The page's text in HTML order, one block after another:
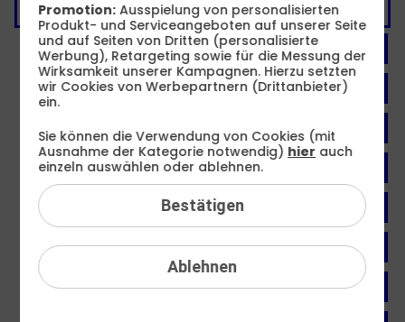
Festnetz
Anbieterwechsel
Bestellen
Festnetz-Sperren
Festnetz-Rufnummern
Festnetz-Verbindungen
Festnetz-DSL-Störung
Festnetz-Glasfaser-Störung
Promotion: Ausspielung von personalisierten
Produkt- und Serviceangeboten auf unserer Seite
und auf Seiten von Dritten (personalisierte
Werbung), Retargeting sowie für die Messung der
Wirksamkeit unserer Kampagnen. Hierzu setzten
wir Cookies von Werbepartnern (Drittanbieter)
ein.
Ablehnen
Sie können die Verwendung von Cookies (mit
Ausnahme der Kategorie notwendig) hier auch
einzeln auswählen oder ablehnen.
Bestätigen